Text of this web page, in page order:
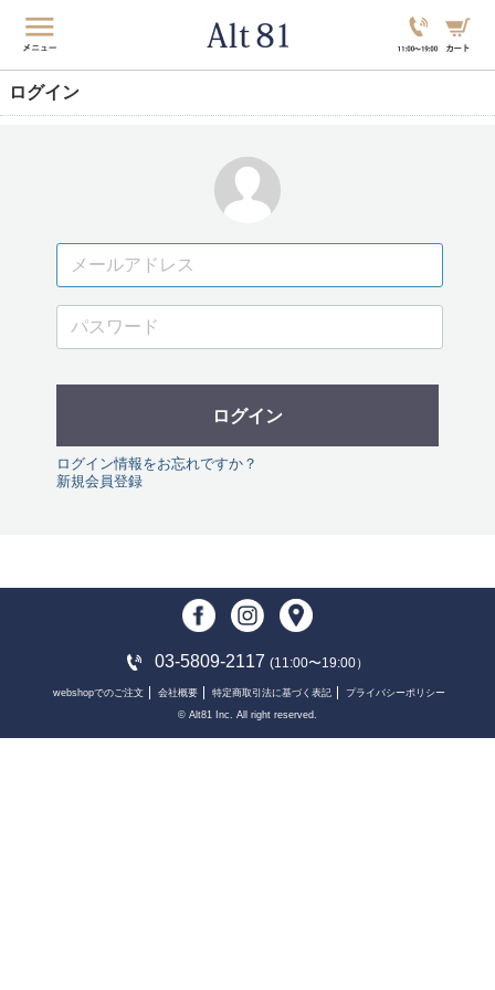
ログイン
ログイン
ログイン情報をお忘れですか？
新規会員登録
03-5809-2117 (11:00〜19:00）
webshopでのご注文 会社概要 特定商取引法に基づく表記
プライバシーポリシー
© Alt81 Inc. All right reserved.